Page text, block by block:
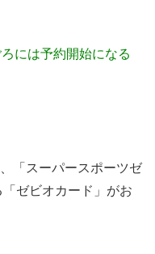
には予約開始になる
「スーパースポーツゼ
ゼビオカード」がお